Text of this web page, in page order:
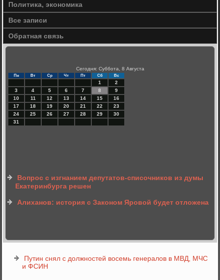
Политика, экономика
Все записи
Обратная связь
Сегодня: Суббота, 8 Августа
Пн Вт Ср Чт Пт Сб Вс
1
2
3
4 5 6 7 8
9
10
11 12 13 14 15
16
17
18 19 20 21 22
23
24
25 26 27 28 29
30
31
Вопрос с изгнанием депутатов-списочников из думы
Екатеринбурга решен
Алиханов: история с Законом Яровой будет отложена
Путин снял с должностей восемь генералов в МВД, МЧС
и ФСИН